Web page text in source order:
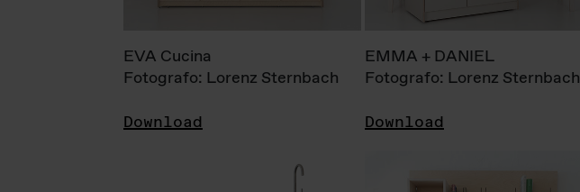
EVA Cucina
Fotografo: Lorenz Sternbach
Download
EMMA + DANIEL
Fotografo: Lorenz Sternbach
Download